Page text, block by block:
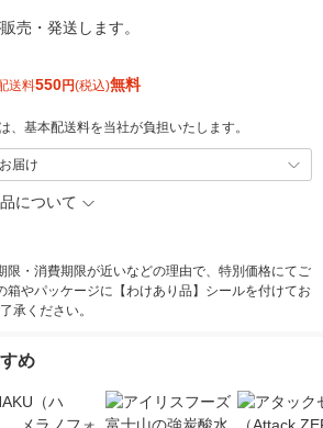
売・発送します。
送料550円(税込)無料
、基本配送料を当社が負担いたします。
届け
について
限・消費期限が近いなどの理由で、特別価格にてご
箱やパッケージに【わけあり品】シールを付けてお
承ください。
め